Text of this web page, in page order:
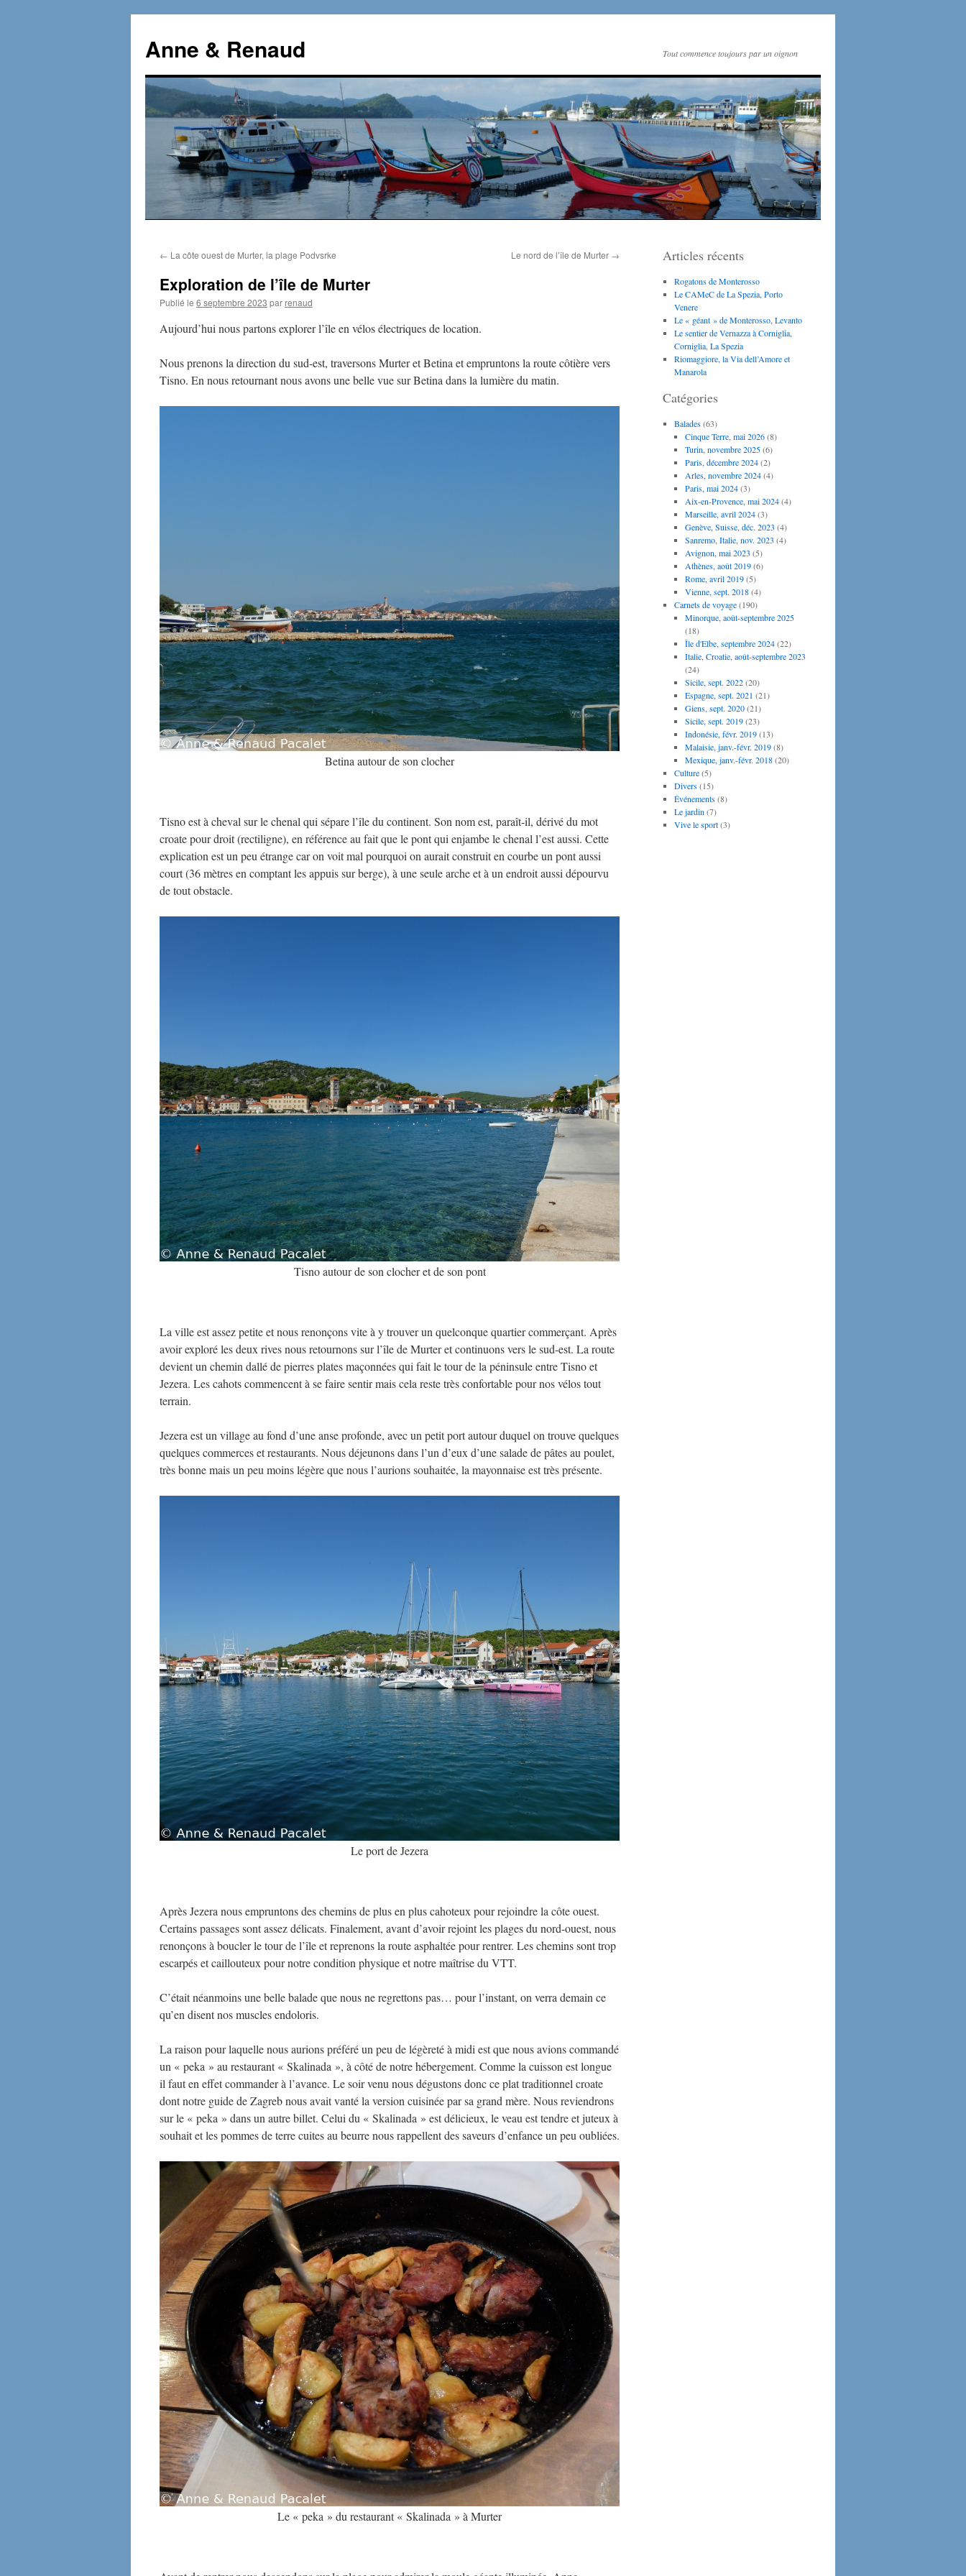
contenu
Anne & Renaud Tout commence toujours par un oignon
← La côte ouest de Murter, la plage Podvsrke Le nord de l’île de Murter →
Exploration de l’île de Murter
Publié le 6 septembre 2023 par renaud
Aujourd’hui nous partons explorer l’île en vélos électriques de location.
Nous prenons la direction du sud-est, traversons Murter et Betina et empruntons la route côtière vers
Tisno. En nous retournant nous avons une belle vue sur Betina dans la lumière du matin.
Betina autour de son clocher
Tisno est à cheval sur le chenal qui sépare l’île du continent. Son nom est, paraît-il, dérivé du mot
croate pour droit (rectiligne), en référence au fait que le pont qui enjambe le chenal l’est aussi. Cette
explication est un peu étrange car on voit mal pourquoi on aurait construit en courbe un pont aussi
court (36 mètres en comptant les appuis sur berge), à une seule arche et à un endroit aussi dépourvu
de tout obstacle.
Tisno autour de son clocher et de son pont
La ville est assez petite et nous renonçons vite à y trouver un quelconque quartier commerçant. Après
avoir exploré les deux rives nous retournons sur l’île de Murter et continuons vers le sud-est. La route
devient un chemin dallé de pierres plates maçonnées qui fait le tour de la péninsule entre Tisno et
Jezera. Les cahots commencent à se faire sentir mais cela reste très confortable pour nos vélos tout
terrain.
Jezera est un village au fond d’une anse profonde, avec un petit port autour duquel on trouve quelques
quelques commerces et restaurants. Nous déjeunons dans l’un d’eux d’une salade de pâtes au poulet,
très bonne mais un peu moins légère que nous l’aurions souhaitée, la mayonnaise est très présente.
Le port de Jezera
Après Jezera nous empruntons des chemins de plus en plus cahoteux pour rejoindre la côte ouest.
Certains passages sont assez délicats. Finalement, avant d’avoir rejoint les plages du nord-ouest, nous
renonçons à boucler le tour de l’île et reprenons la route asphaltée pour rentrer. Les chemins sont trop
escarpés et caillouteux pour notre condition physique et notre maîtrise du VTT.
C’était néanmoins une belle balade que nous ne regrettons pas… pour l’instant, on verra demain ce
qu’en disent nos muscles endoloris.
La raison pour laquelle nous aurions préféré un peu de légèreté à midi est que nous avions commandé
un « peka » au restaurant « Skalinada », à côté de notre hébergement. Comme la cuisson est longue
il faut en effet commander à l’avance. Le soir venu nous dégustons donc ce plat traditionnel croate
dont notre guide de Zagreb nous avait vanté la version cuisinée par sa grand mère. Nous reviendrons
sur le « peka » dans un autre billet. Celui du « Skalinada » est délicieux, le veau est tendre et juteux à
souhait et les pommes de terre cuites au beurre nous rappellent des saveurs d’enfance un peu oubliées.
Le « peka » du restaurant « Skalinada » à Murter
Articles récents
Rogatons de Monterosso
Le CAMeC de La Spezia, Porto
Venere
Le « géant » de Monterosso, Levanto
Le sentier de Vernazza à Corniglia,
Corniglia, La Spezia
Riomaggiore, la Via dell’Amore et
Manarola
Catégories
Balades(63)
Cinque Terre, mai 2026(8)
Turin, novembre 2025(6)
Paris, décembre 2024(2)
Arles, novembre 2024(4)
Paris, mai 2024(3)
Aix-en-Provence, mai 2024(4)
Marseille, avril 2024(3)
Genève, Suisse, déc. 2023 (4)
Sanremo, Italie, nov. 2023 (4)
Avignon, mai 2023 (5)
Athènes, août 2019(6)
Rome, avril 2019(5)
Vienne, sept. 2018(4)
Carnets de voyage(190)
Minorque, août-septembre 2025
(18)
Île d'Elbe, septembre 2024(22)
Italie, Croatie, août-septembre 2023
(24)
Sicile, sept. 2022(20)
Espagne, sept. 2021 (21)
Giens, sept. 2020(21)
Sicile, sept. 2019(23)
Indonésie, févr. 2019(13)
Malaisie, janv.-févr. 2019(8)
Mexique, janv.-févr. 2018(20)
Culture(5)
Divers(15)
Événements(8)
Le jardin (7)
Vive le sport(3)